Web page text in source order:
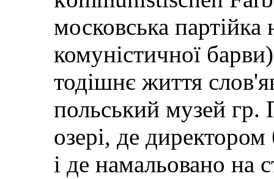
московська партійка
комуністичної
тодішнє життя
польський музей гр.
озері, де
і де намальовано на